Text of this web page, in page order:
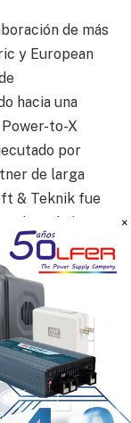
de más
y European
hacia una
to-X
por
de larga
& Teknik fue
desde la
hasta la
el desarrollo
unifica las
Energy, sino
de